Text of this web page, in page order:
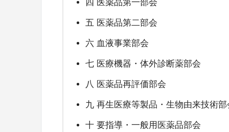
四 医薬品第一部会
五 医薬品第二部会
六 血液事業部会
七 医療機器・体外診断薬部会
八 医薬品再評価部会
九 再生医療等製品・生物由来技術部
十 要指導・一般用医薬品部会